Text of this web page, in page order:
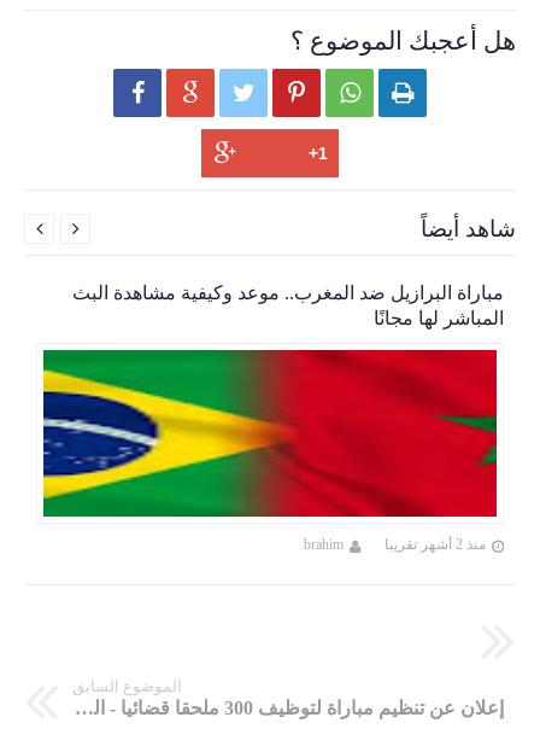
هل أعجبك الموضوع ؟
     
شاهد أيضاً
مباراة البرازيل ضد المغرب.. موعد وكيفية مشاهدة البث
المباشر لها مجانًا
منذ 2 أشهر تقريبا brahim
 
الموضوع السابق
إعلان عن تنظيم مباراة لتوظيف 300 ملحقا قضائيا - الفوج 47 -